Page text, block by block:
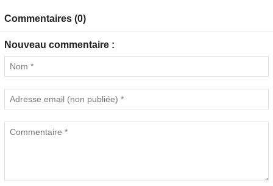
Commentaires (0)
Nouveau commentaire :